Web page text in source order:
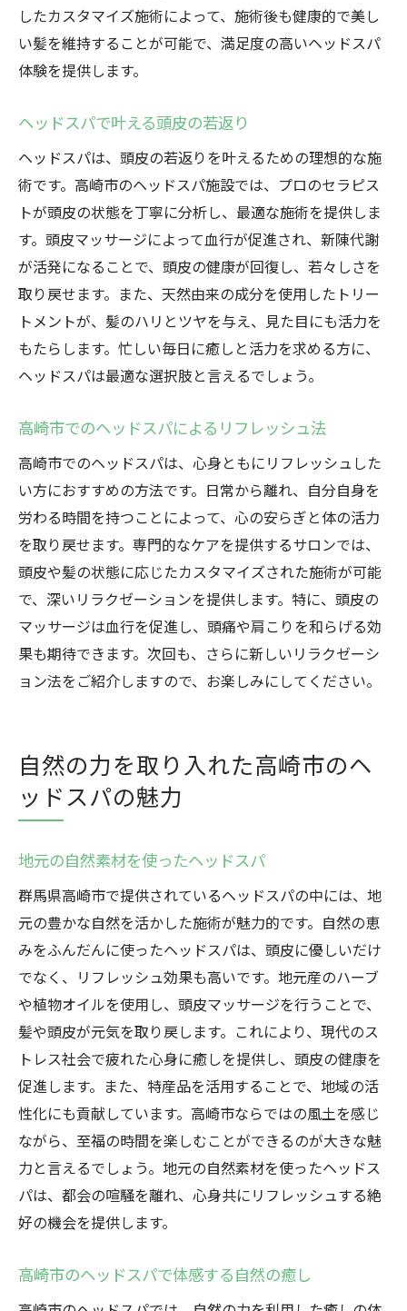
したカスタマイズ施術によって、施術後も健康的で美し
い髪を維持することが可能で、満足度の高いヘッドスパ
体験を提供します。
ヘッドスパで叶える頭皮の若返り
ヘッドスパは、頭皮の若返りを叶えるための理想的な施
術です。高崎市のヘッドスパ施設では、プロのセラピス
トが頭皮の状態を丁寧に分析し、最適な施術を提供しま
す。頭皮マッサージによって血行が促進され、新陳代謝
が活発になることで、頭皮の健康が回復し、若々しさを
取り戻せます。また、天然由来の成分を使用したトリー
トメントが、髪のハリとツヤを与え、見た目にも活力を
もたらします。忙しい毎日に癒しと活力を求める方に、
ヘッドスパは最適な選択肢と言えるでしょう。
高崎市でのヘッドスパによるリフレッシュ法
高崎市でのヘッドスパは、心身ともにリフレッシュした
い方におすすめの方法です。日常から離れ、自分自身を
労わる時間を持つことによって、心の安らぎと体の活力
を取り戻せます。専門的なケアを提供するサロンでは、
頭皮や髪の状態に応じたカスタマイズされた施術が可能
で、深いリラクゼーションを提供します。特に、頭皮の
マッサージは血行を促進し、頭痛や肩こりを和らげる効
果も期待できます。次回も、さらに新しいリラクゼーシ
ョン法をご紹介しますので、お楽しみにしてください。
自然の力を取り入れた高崎市のヘ
ッドスパの魅力
地元の自然素材を使ったヘッドスパ
群馬県高崎市で提供されているヘッドスパの中には、地
元の豊かな自然を活かした施術が魅力的です。自然の恵
みをふんだんに使ったヘッドスパは、頭皮に優しいだけ
でなく、リフレッシュ効果も高いです。地元産のハーブ
や植物オイルを使用し、頭皮マッサージを行うことで、
髪や頭皮が元気を取り戻します。これにより、現代のス
トレス社会で疲れた心身に癒しを提供し、頭皮の健康を
促進します。また、特産品を活用することで、地域の活
性化にも貢献しています。高崎市ならではの風土を感じ
ながら、至福の時間を楽しむことができるのが大きな魅
力と言えるでしょう。地元の自然素材を使ったヘッドス
パは、都会の喧騒を離れ、心身共にリフレッシュする絶
好の機会を提供します。
高崎市のヘッドスパで体感する自然の癒し